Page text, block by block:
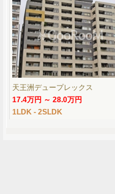
天王洲デュープレックス
17.4万円 ～ 28.0万円
1LDK - 2SLDK